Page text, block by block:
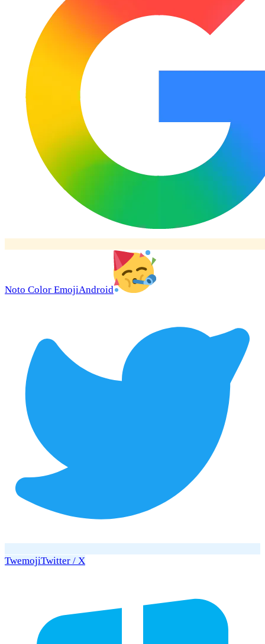
Noto Color EmojiAndroid
TwemojiTwitter / X